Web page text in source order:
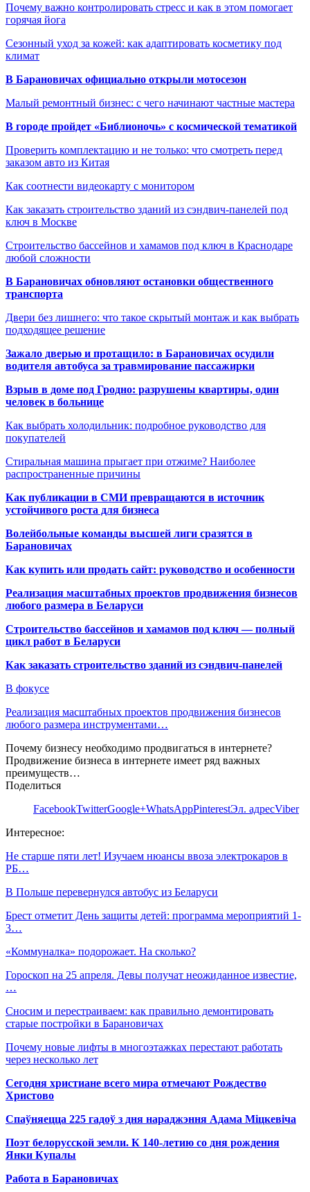
Почему важно контролировать стресс и как в этом помогает
горячая йога
Сезонный уход за кожей: как адаптировать косметику под
климат
В Барановичах официально открыли мотосезон
Малый ремонтный бизнес: с чего начинают частные мастера
В городе пройдет «Библионочь» с космической тематикой
Проверить комплектацию и не только: что смотреть перед
заказом авто из Китая
Как соотнести видеокарту с монитором
Как заказать строительство зданий из сэндвич-панелей под
ключ в Москве
Строительство бассейнов и хамамов под ключ в Краснодаре
любой сложности
В Барановичах обновляют остановки общественного
транспорта
Двери без лишнего: что такое скрытый монтаж и как выбрать
подходящее решение
Зажало дверью и протащило: в Барановичах осудили
водителя автобуса за травмирование пассажирки
Взрыв в доме под Гродно: разрушены квартиры, один
человек в больнице
Как выбрать холодильник: подробное руководство для
покупателей
Стиральная машина прыгает при отжиме? Наиболее
распространенные причины
Как публикации в СМИ превращаются в источник
устойчивого роста для бизнеса
Волейбольные команды высшей лиги сразятся в
Барановичах
Как купить или продать сайт: руководство и особенности
Реализация масштабных проектов продвижения бизнесов
любого размера в Беларуси
Строительство бассейнов и хамамов под ключ — полный
цикл работ в Беларуси
Как заказать строительство зданий из сэндвич-панелей
В фокусе
Реализация масштабных проектов продвижения бизнесов
любого размера инструментами…
Почему бизнесу необходимо продвигаться в интернете?
Продвижение бизнеса в интернете имеет ряд важных
преимуществ…
Поделиться
FacebookTwitterGoogle+WhatsAppPinterestЭл. адресViber
Интересное:
Не старше пяти лет! Изучаем нюансы ввоза электрокаров в
РБ…
В Польше перевернулся автобус из Беларуси
Брест отметит День защиты детей: программа мероприятий 1-
3…
«Коммуналка» подорожает. На сколько?
Гороскоп на 25 апреля. Девы получат неожиданное известие,
…
Сносим и перестраиваем: как правильно демонтировать
старые постройки в Барановичах
Почему новые лифты в многоэтажках перестают работать
через несколько лет
Сегодня христиане всего мира отмечают Рождество
Христово
Спаўняецца 225 гадоў з дня нараджэння Адама Міцкевіча
Поэт белорусской земли. К 140-летию со дня рождения
Янки Купалы
Работа в Барановичах